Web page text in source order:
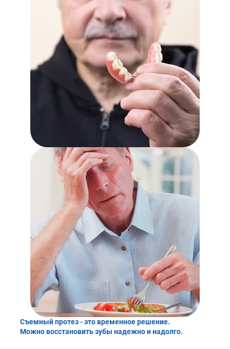
Съемный протез - это временное решение.
Можно восстановить зубы надежно и надолго.